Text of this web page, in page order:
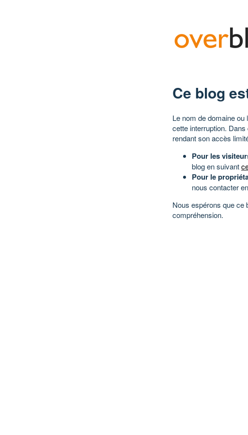
Ce blog
Le nom de domaine ou
cette interruption.
rendant son accès
Pour les
blog en suivant
Pour le
nous contacter
Nous espérons que ce
compréhension.